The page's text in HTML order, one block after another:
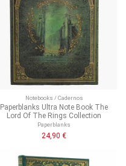
Notebooks / Cadernos
Paperblanks Ultra Note Book The
Lord Of The Rings Collection
Paperblanks
24,90 €